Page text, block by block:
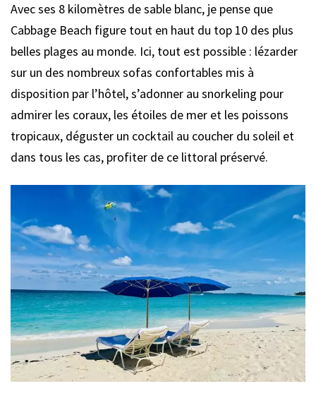
Avec ses 8 kilomètres de sable blanc, je pense que
Cabbage Beach figure tout en haut du top 10 des plus
belles plages au monde. Ici, tout est possible : lézarder
sur un des nombreux sofas confortables mis à
disposition par l’hôtel, s’adonner au snorkeling pour
admirer les coraux, les étoiles de mer et les poissons
tropicaux, déguster un cocktail au coucher du soleil et
dans tous les cas, profiter de ce littoral préservé.